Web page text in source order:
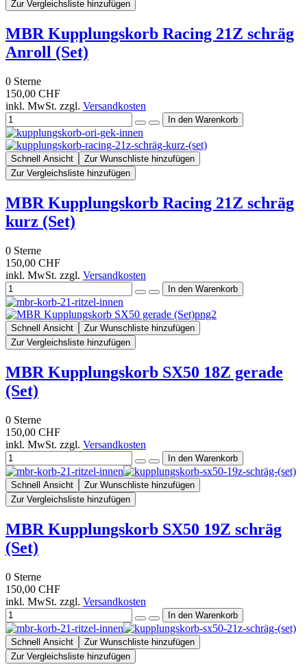
Zur Vergleichsliste hinzufügen
MBR Kupplungskorb Racing 21Z schräg
Anroll (Set)
0 Sterne
150,00 CHF
inkl. MwSt. zzgl. Versandkosten
Schnell Ansicht
Zur Wunschliste hinzufügen
Zur Vergleichsliste hinzufügen
MBR Kupplungskorb Racing 21Z schräg
kurz (Set)
0 Sterne
150,00 CHF
inkl. MwSt. zzgl. Versandkosten
Schnell Ansicht
Zur Wunschliste hinzufügen
Zur Vergleichsliste hinzufügen
MBR Kupplungskorb SX50 18Z gerade
(Set)
0 Sterne
150,00 CHF
inkl. MwSt. zzgl. Versandkosten
Schnell Ansicht
Zur Wunschliste hinzufügen
Zur Vergleichsliste hinzufügen
MBR Kupplungskorb SX50 19Z schräg
(Set)
0 Sterne
150,00 CHF
inkl. MwSt. zzgl. Versandkosten
Schnell Ansicht
Zur Wunschliste hinzufügen
Zur Vergleichsliste hinzufügen